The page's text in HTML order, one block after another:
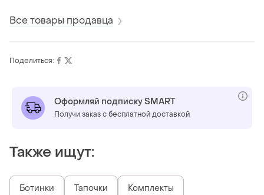
Все товары продавца
Поделиться:
Оформляй подписку SMART
Получи заказ с бесплатной доставкой
Также ищут:
Ботинки Тапочки Комплекты